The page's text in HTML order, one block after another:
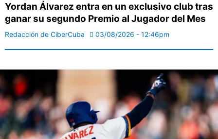
Yordan Álvarez entra en un exclusivo club tras
ganar su segundo Premio al Jugador del Mes
Redacción de CiberCuba 03/08/2026 - 12:46pm